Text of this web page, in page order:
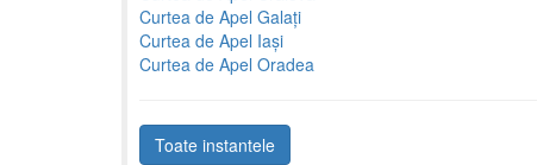
Curtea de Apel Galați
Curtea de Apel Iași
Curtea de Apel Oradea
Toate instantele